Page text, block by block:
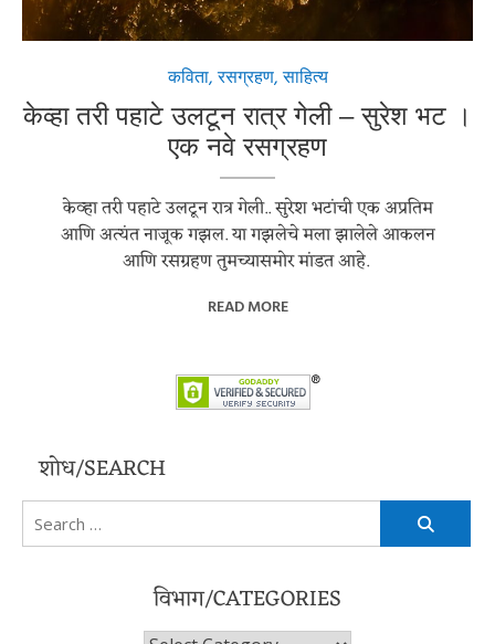
Image by
Basil Smith
from
Pixabay
कविता,रसग्रहण,साहित्य
केव्हा तरी पहाटे उलटून रात्र गेली – सुरेश भट ।
एक नवे रसग्रहण
केव्हा तरी पहाटे उलटून रात्र गेली.. सुरेश भटांची एक अप्रतिम
आणि अत्यंत नाजूक गझल. या गझलेचे मला झालेले आकलन
आणि रसग्रहण तुमच्यासमोर मांडत आहे.
READ MORE
शोध/SEARCH
for:
विभाग/CATEGORIES